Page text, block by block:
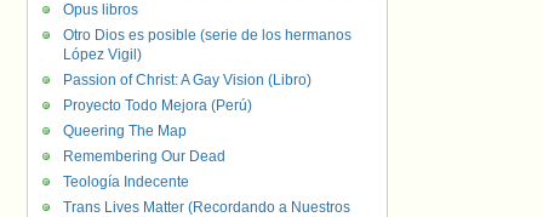
Opus libros
Otro Dios es posible (serie de los hermanos
López Vigil)
Passion of Christ: A Gay Vision (Libro)
Proyecto Todo Mejora (Perú)
Queering The Map
Remembering Our Dead
Teología Indecente
Trans Lives Matter (Recordando a Nuestros